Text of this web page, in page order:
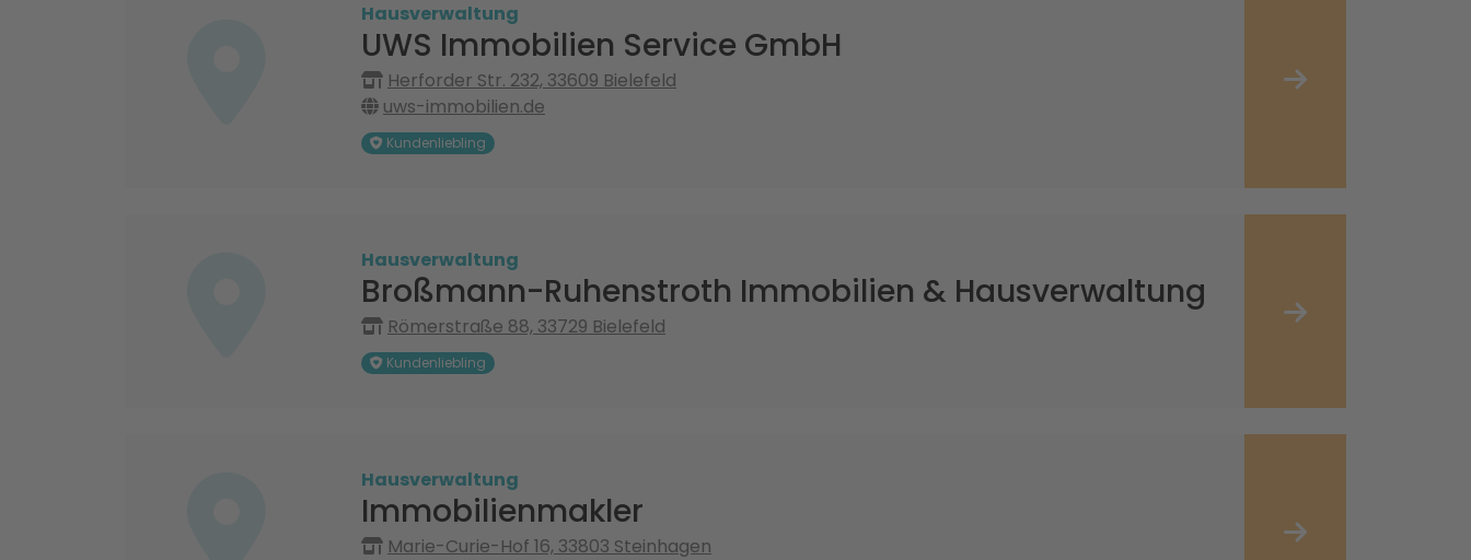
Hausverwaltung
UWS Immobilien Service GmbH
Herforder Str. 232, 33609 Bielefeld
uws-immobilien.de
Kundenliebling
Hausverwaltung
Broßmann-Ruhenstroth Immobilien & Hausverwaltung
Römerstraße 88, 33729 Bielefeld
Kundenliebling
Hausverwaltung
Immobilienmakler
Marie-Curie-Hof 16, 33803 Steinhagen